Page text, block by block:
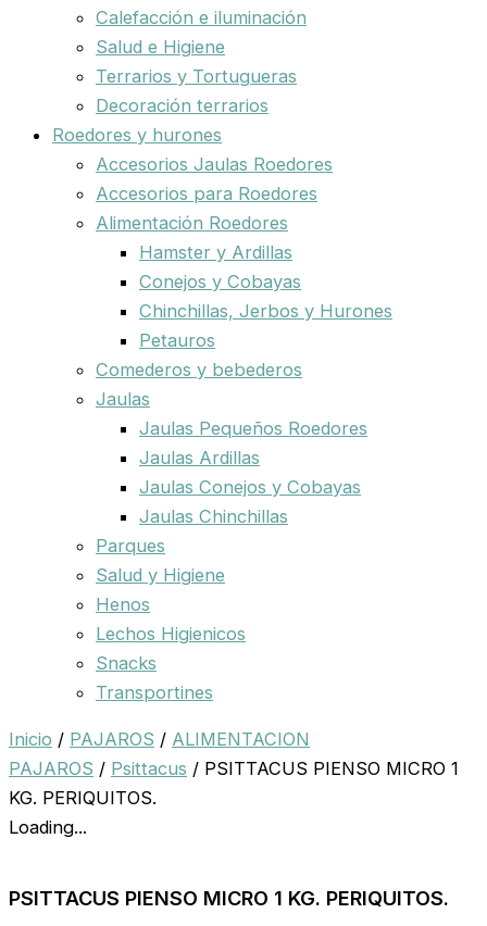
Calefacción e iluminación
Salud e Higiene
Terrarios y Tortugueras
Decoración terrarios
Roedores y hurones
Accesorios Jaulas Roedores
Accesorios para Roedores
Alimentación Roedores
Hamster y Ardillas
Conejos y Cobayas
Chinchillas, Jerbos y Hurones
Petauros
Comederos y bebederos
Jaulas
Jaulas Pequeños Roedores
Jaulas Ardillas
Jaulas Conejos y Cobayas
Jaulas Chinchillas
Parques
Salud y Higiene
Henos
Lechos Higienicos
Snacks
Transportines
Inicio / PAJAROS / ALIMENTACION
PAJAROS / Psittacus / PSITTACUS PIENSO MICRO 1
KG. PERIQUITOS.
Loading...
PSITTACUS PIENSO MICRO 1 KG. PERIQUITOS.